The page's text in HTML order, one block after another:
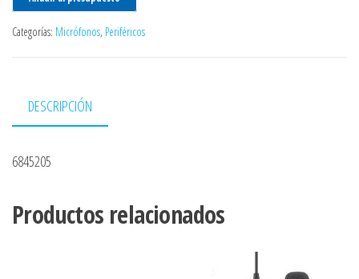
Categorías: Micrófonos, Periféricos
DESCRIPCIÓN
6845205
Productos relacionados